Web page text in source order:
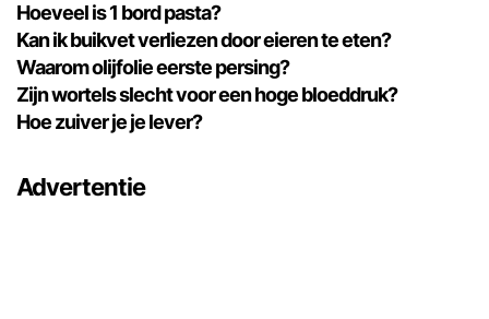
Hoeveel is 1 bord pasta?
Kan ik buikvet verliezen door eieren te eten?
Waarom olijfolie eerste persing?
Zijn wortels slecht voor een hoge bloeddruk?
Hoe zuiver je je lever?
Advertentie